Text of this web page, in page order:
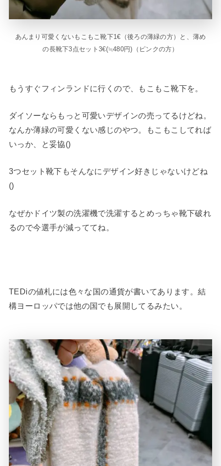
あんまり可愛くないもこもこ靴下1€（後ろの薄緑の方）と、薄め
の長靴下3点セット3€(≒480円)（ピンクの方）
もうすぐフィンランドに行くので、もこもこ靴下を。
ダイソーならもっと可愛いデザインの売ってるけどね。
なんか薄緑の可愛くない感じのやつ。もこもこしてれば
いっか、と妥協()
3つセット靴下もそんなにデザイン好きじゃないけどね
()
なぜかドイツ製の洗濯機で洗濯するとめっちゃ靴下破れ
るので今選手が減っててね。
TEDiの値札には色々な国の通貨が書いてあります。結
構ヨーロッパでは他の国でも展開してるみたい。